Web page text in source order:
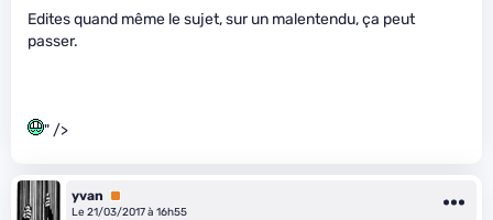
Edites quand même le sujet, sur un malentendu, ça peut
passer.
" />
yvan
Premium
Le 21/03/2017 à 16h55